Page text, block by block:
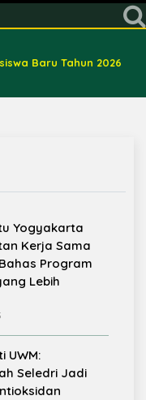
Baru Tahun 2026
Yogyakarta
Kerja Sama
Program
Lebih
UWM:
Seledri Jadi